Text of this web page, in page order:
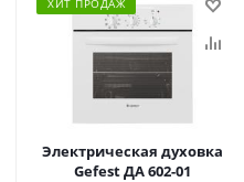
ХИТ ПРОДАЖ
Электрическая духовка
Gefest ДА 602-01